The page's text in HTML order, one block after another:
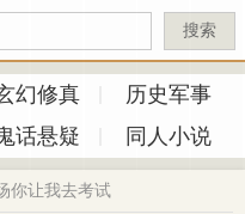
搜索
幻修真
历史军事
话悬疑 同人小说
你让我去考试